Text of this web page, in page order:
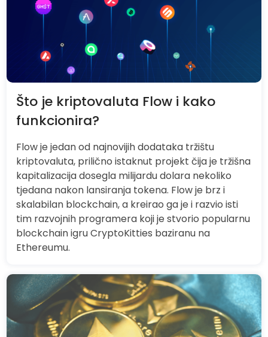
Što je kriptovaluta Flow i kako
funkcionira?
Flow je jedan od najnovijih dodataka tržištu
kriptovaluta, prilično istaknut projekt čija je tržišna
kapitalizacija dosegla milijardu dolara nekoliko
tjedana nakon lansiranja tokena. Flow je brz i
skalabilan blockchain, a kreirao ga je i razvio isti
tim razvojnih programera koji je stvorio popularnu
blockchain igru CryptoKitties baziranu na
Ethereumu.